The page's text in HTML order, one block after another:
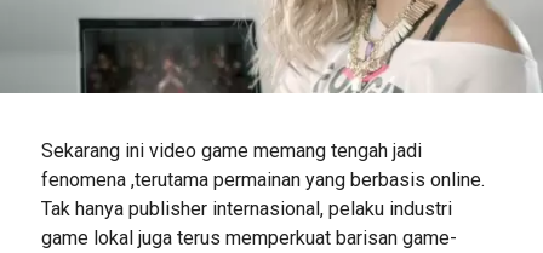
Sekarang ini video game memang tengah jadi
fenomena ,terutama permainan yang berbasis online.
Tak hanya publisher internasional, pelaku industri
game lokal juga terus memperkuat barisan game-